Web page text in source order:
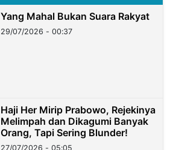
Yang Mahal Bukan Suara Rakyat
29/07/2026 - 00:37
Haji Her Mirip Prabowo, Rejekinya
Melimpah dan Dikagumi Banyak
Orang, Tapi Sering Blunder!
27/07/2026 - 05:05